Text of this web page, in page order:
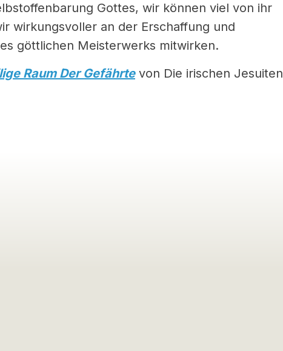
Gottes, wir können viel von ihr
wirkungsvoller an der Erschaffung und
göttlichen Meisterwerks mitwirken.
Raum Der Gefährtevon Die irischen Jesuiten